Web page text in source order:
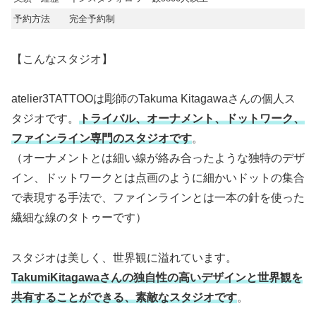
予約方法
完全予約制
【こんなスタジオ】
atelier3TATTOOは彫師のTakuma Kitagawaさんの個人ス
タジオです。 トライバル、オーナメント、ドットワーク、
ファインライン専門のスタジオです。
（オーナメントとは細い線が絡み合ったような独特のデザ
イン、ドットワークとは点画のように細かいドットの集合
で表現する手法で、ファインラインとは一本の針を使った
繊細な線のタトゥーです）
スタジオは美しく、世界観に溢れています。
TakumiKitagawaさんの独自性の高いデザインと世界観を
共有することができる、素敵なスタジオです。